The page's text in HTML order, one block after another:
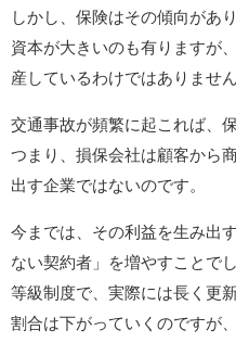
しかし、保険はその傾向があり
資本が大きいのも有りますが
産しているわけではありません
交通事故が頻繁に起これば、
つまり、損保会社は顧客から
出す企業ではないのです。
今までは、その利益を生み出
ない契約者」を増やすことでし
等級制度で、実際には長く更
割合は下がっていくのですが